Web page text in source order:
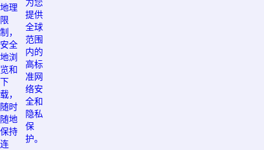
地理
限
制，
安全
地浏
览和
下
载，
随时
随地
保持
连
为您
提供
全球
范围
内的
高标
准网
络安
全和
隐私
保
护。